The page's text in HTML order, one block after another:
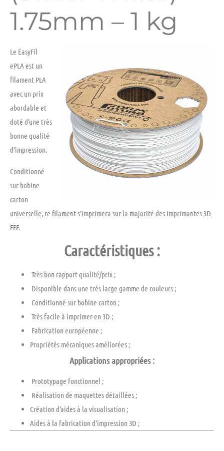
1.75mm – 1 kg
Le EasyFil
ePLA est un
filament PLA
avec un prix
abordable et
doté d’une très
bonne qualité
d’impression.
Conditionné
sur bobine
carton
universelle,ce filament s’imprimera sur la majorité des imprimantes 3D
FFF.
Caractéristiques :
Très bon rapport qualité/prix ;
Disponible dans une très large gamme de couleurs ;
Conditionné sur bobine carton ;
Très facile à imprimer en 3D ;
Fabrication européenne ;
Propriétés mécaniques améliorées ;
Applications appropriées :
Prototypage fonctionnel ;
Réalisation de maquettes détaillées ;
Création d’aides à la visualisation ;
Aides à la fabrication d’impression 3D ;